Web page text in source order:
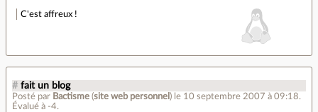
C'est affreux !
# fait un blog
Posté par Bactisme (site web personnel ) le 10 septembre 2007 à 09:18.
Évalué à -4.